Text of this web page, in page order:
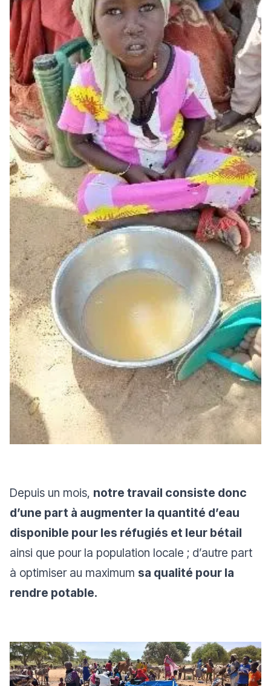
Depuis un mois, notre travail consiste donc
d’une part à augmenter la quantité d’eau
disponible pour les réfugiés et leur bétail
ainsi que pour la population locale ; d’autre part
à optimiser au maximum sa qualité pour la
rendre potable.